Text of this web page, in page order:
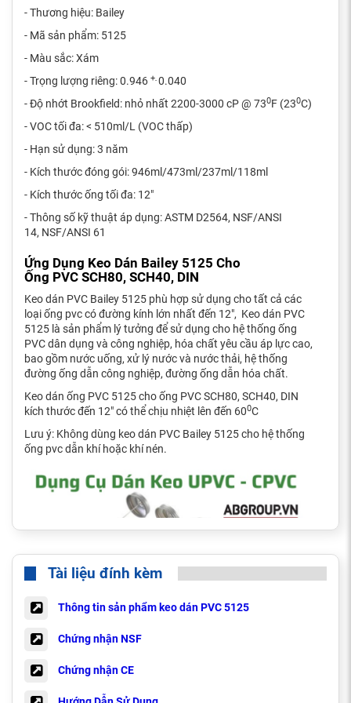
- Thương hiệu: Bailey
- Mã sản phẩm: 5125
- Màu sắc: Xám
- Trọng lượng riêng: 0.946 +- 0.040
- Độ nhớt Brookfield: nhỏ nhất 2200-3000 cP @ 730F (230C)
- VOC tối đa: < 510ml/L (VOC thấp)
- Hạn sử dụng: 3 năm
- Kích thước đóng gói: 946ml/473ml/237ml/118ml
- Kích thước ống tối đa: 12"
- Thông số kỹ thuật áp dụng: ASTM D2564, NSF/ANSI
14, NSF/ANSI 61
Ứng Dụng Keo Dán Bailey 5125 Cho
Ống PVC SCH80, SCH40, DIN
Keo dán PVC Bailey 5125 phù hợp sử dụng cho tất cả các
loại ống pvc có đường kính lớn nhất đến 12", Keo dán PVC
5125 là sản phẩm lý tưởng để sử dụng cho hệ thống ống
PVC dân dụng và công nghiệp, hóa chất yêu cầu áp lực cao,
bao gồm nước uống, xử lý nước và nước thải, hệ thống
đường ống dẫn công nghiệp, đường ống dẫn hóa chất.
Keo dán ống PVC 5125 cho ống PVC SCH80, SCH40, DIN
kích thước đến 12" có thể chịu nhiệt lên đến 600C
Lưu ý: Không dùng keo dán PVC Bailey 5125 cho hệ thống
ống pvc dẫn khí hoặc khí nén.
Hướng Dẫn Sử Dụng Keo Dán PVC Bailey 5125
Tài liệu đính kèm
Thông tin sản phẩm keo dán PVC 5125
Chứng nhận NSF
Chứng nhận CE